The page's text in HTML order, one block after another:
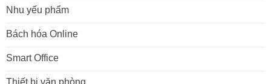
Nhu yếu phẩm
Bách hóa Online
Smart Office
Thiết bị văn phòng